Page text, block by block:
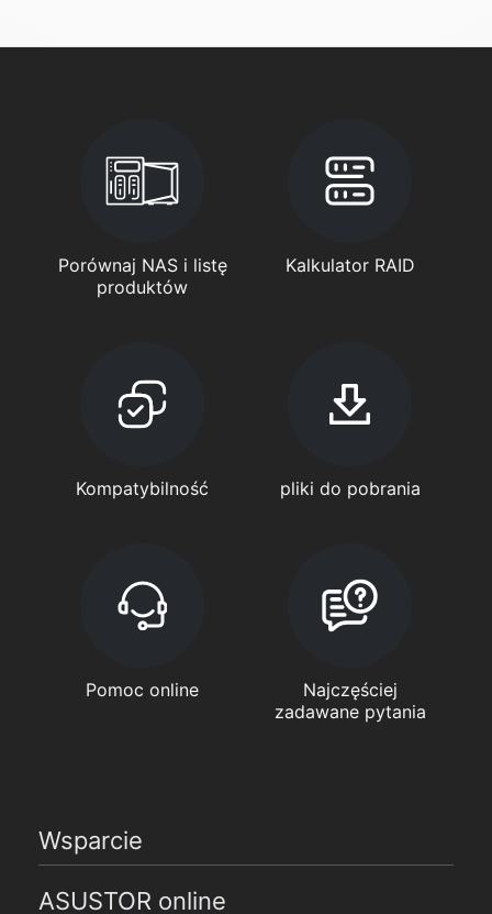
Porównaj NAS i listę
produktów
Kalkulator RAID
Kompatybilność pliki do pobrania
Pomoc online
Najczęściej
zadawane pytania
Wsparcie
ASUSTOR online